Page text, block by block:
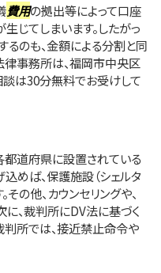
費用の拠出等によって口座
じてしまいます。したがっ
のも、金額による分割と同
律事務所は、福岡市中央区
談は30分無料でお受けして
都道府県に設置されている
めば、保護施設（シェルタ
の他、カウンセリングや、
に、裁判所にDV法に基づく
判所では、接近禁止命令や